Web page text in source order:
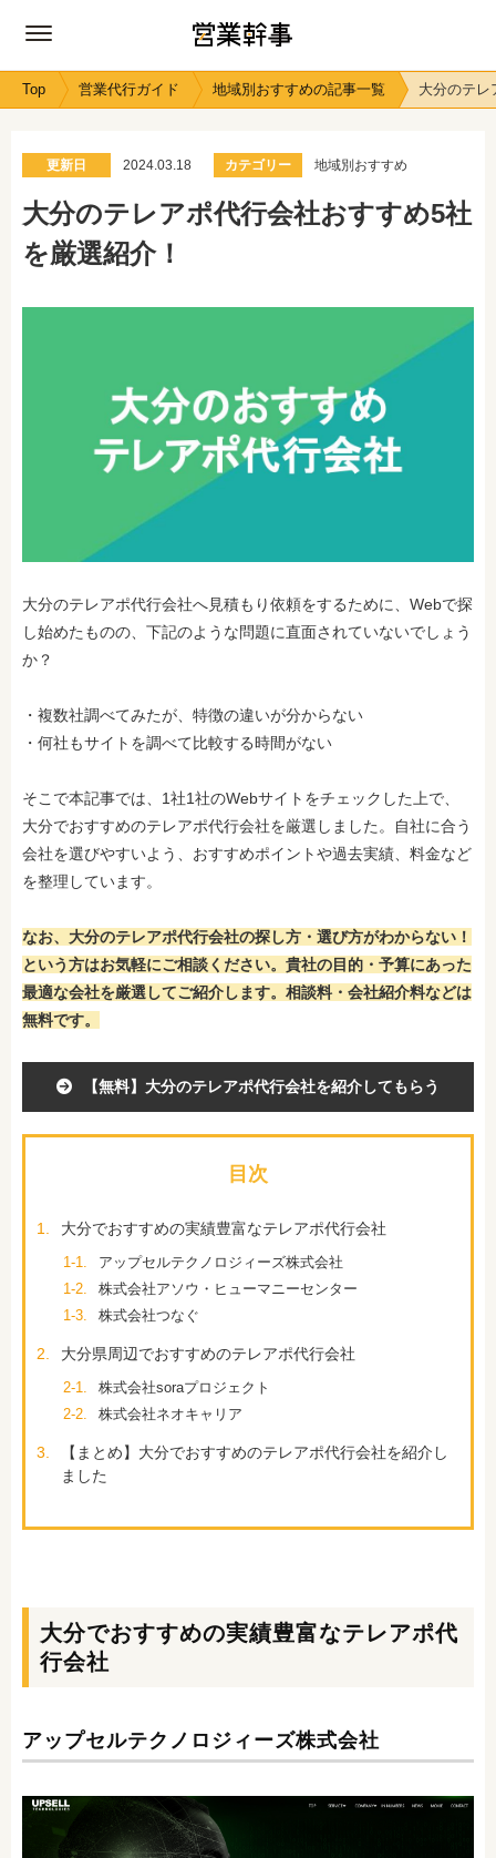
Top 営業代行ガイド 地域別おすすめの記事一覧 大分のテレ
更新日 2024.03.18 カテゴリー 地域別おすすめ
大分のテレアポ代行会社おすすめ5社
を厳選紹介！
大分のテレアポ代行会社へ見積もり依頼をするために、Webで探
し始めたものの、下記のような問題に直面されていないでしょう
か？
・複数社調べてみたが、特徴の違いが分からない
・何社もサイトを調べて比較する時間がない
そこで本記事では、1社1社のWebサイトをチェックした上で、
大分でおすすめのテレアポ代行会社を厳選しました。自社に合う
会社を選びやすいよう、おすすめポイントや過去実績、料金など
を整理しています。
なお、大分のテレアポ代行会社の探し方・選び方がわからない！
という方はお気軽にご相談ください。貴社の目的・予算にあった
最適な会社を厳選してご紹介します。相談料・会社紹介料などは
無料です。
【無料】大分のテレアポ代行会社を紹介してもらう
目次
1. 大分でおすすめの実績豊富なテレアポ代行会社
1-1.
アップセルテクノロジィーズ株式会社
1-2.
株式会社アソウ・ヒューマニーセンター
1-3.
株式会社つなぐ
2. 大分県周辺でおすすめのテレアポ代行会社
2-1.
株式会社soraプロジェクト
2-2.
株式会社ネオキャリア
3.
【まとめ】大分でおすすめのテレアポ代行会社を紹介し
ました
大分でおすすめの実績豊富なテレアポ代
行会社
アップセルテクノロジィーズ株式会社